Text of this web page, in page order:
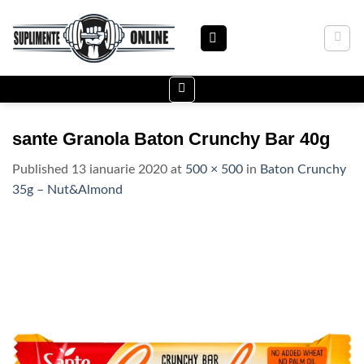
content
sante Granola Baton Crunchy Bar 40g
Published 13 ianuarie 2020 at 500 × 500 in Baton Crunchy
35g – Nut&Almond